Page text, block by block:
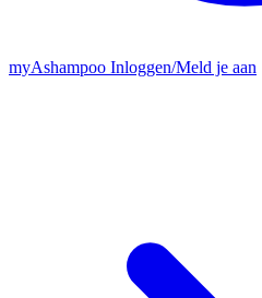
myAshampoo Inloggen/Meld je aan